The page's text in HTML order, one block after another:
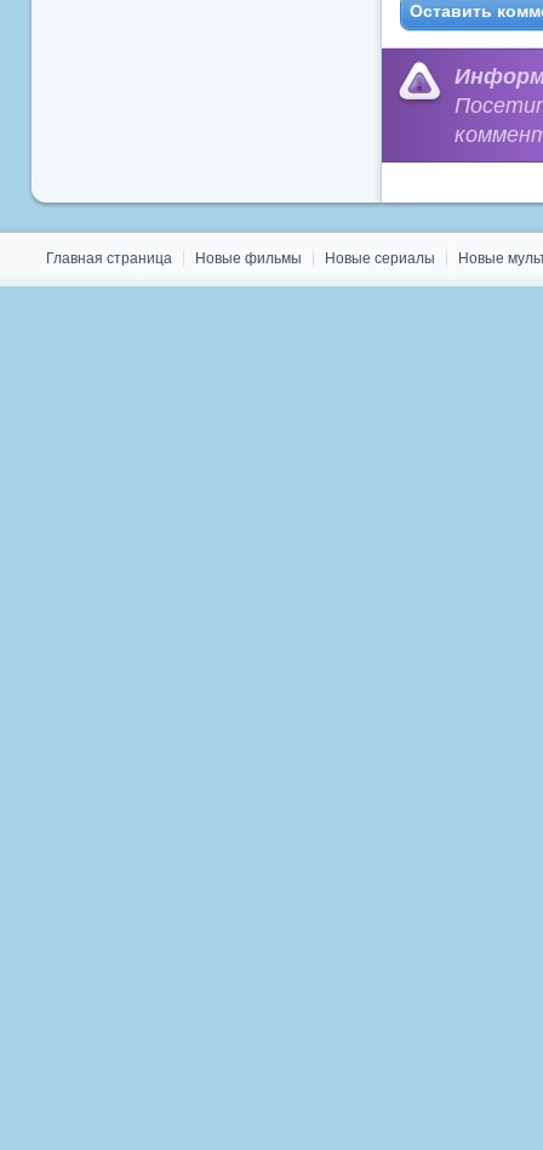
Оставить
Главная страница Новые фильмы Новые сериалы Новые